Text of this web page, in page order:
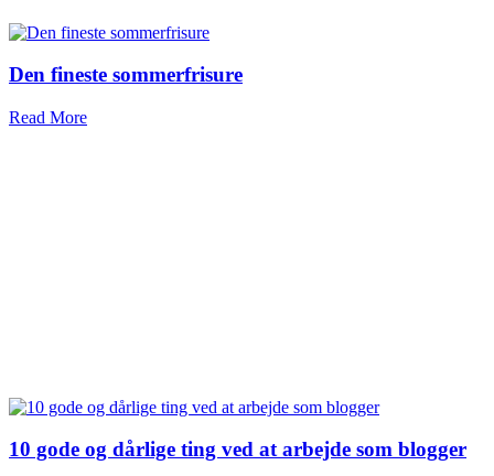
Den fineste sommerfrisure
Read More
10 gode og dårlige ting ved at arbejde som blogger